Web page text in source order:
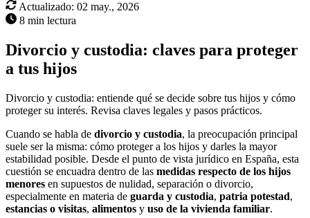
Actualizado: 02 may., 2026
8 min lectura
Divorcio y custodia: claves para proteger
a tus hijos
Divorcio y custodia: entiende qué se decide sobre tus hijos y cómo
proteger su interés. Revisa claves legales y pasos prácticos.
Cuando se habla de divorcio y custodia, la preocupación principal
suele ser la misma: cómo proteger a los hijos y darles la mayor
estabilidad posible. Desde el punto de vista jurídico en España, esta
cuestión se encuadra dentro de las medidas respecto de los hijos
menores en supuestos de nulidad, separación o divorcio,
especialmente en materia de guarda y custodia, patria potestad,
estancias o visitas, alimentos y uso de la vivienda familiar.